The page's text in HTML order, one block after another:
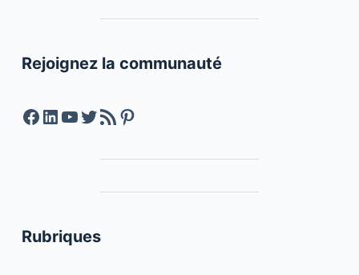
Rejoignez la communauté
Facebook
LinkedIn
YouTube
Twitter
Feed RSSPinterest
Rubriques